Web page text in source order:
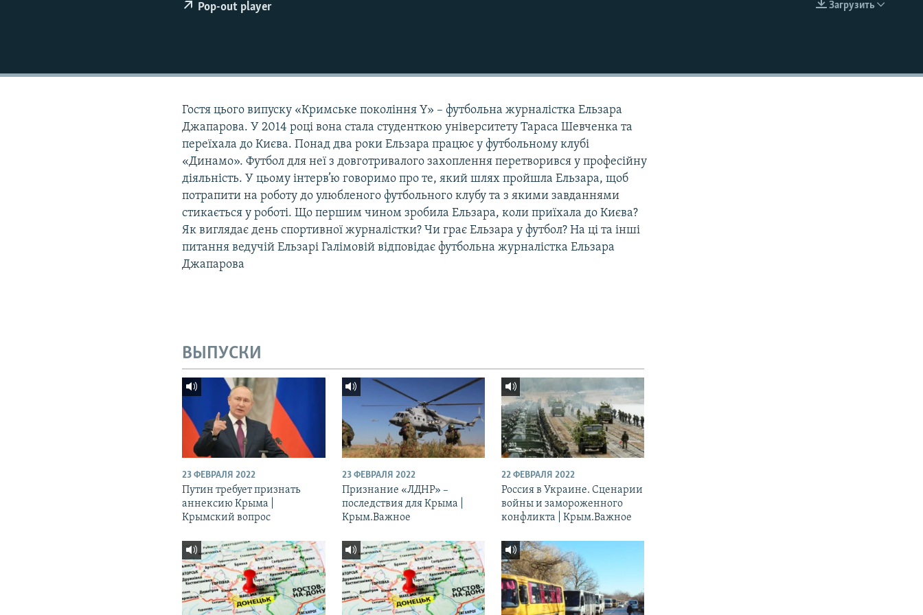
УКРАИНСКАЯ ПРОБЛЕМА КРЫМА
EMBED
Загрузить
Pop-out player
Гостя цього випуску «Кримське покоління Y» – футбольна журналістка Ельзара
Джапарова. У 2014 році вона стала студенткою університету Тараса Шевченка та
переїхала до Києва. Понад два роки Ельзара працює у футбольному клубі
«Динамо». Футбол для неї з довготривалого захоплення перетворився у професійну
діяльність. У цьому інтерв’ю говоримо про те, який шлях пройшла Ельзара, щоб
потрапити на роботу до улюбленого футбольного клубу та з якими завданнями
стикається у роботі. Що першим чином зробила Ельзара, коли приїхала до Києва?
Як виглядає день спортивної журналістки? Чи грає Ельзара у футбол? На ці та інші
питання ведучій Ельзарі Галімовій відповідає футбольна журналістка Ельзара
Джапарова
ВЫПУСКИ
23 ФЕВРАЛЯ 2022
Путин требует признать
аннексию Крыма |
Крымский вопрос
23 ФЕВРАЛЯ 2022
Признание «ЛДНР» –
последствия для Крыма |
Крым.Важное
22 ФЕВРАЛЯ 2022
Россия в Украине. Сценарии
войны и замороженного
конфликта | Крым.Важное